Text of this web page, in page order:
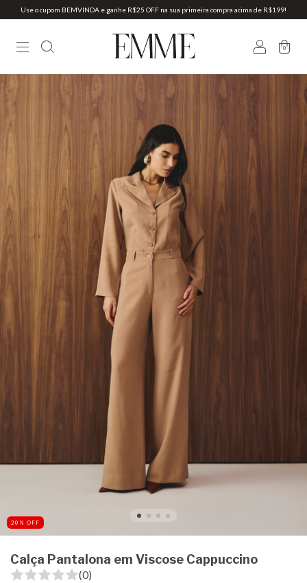
Use o cupom BEMVINDA e ganhe R$25 OFF na sua primeira compra acima de R$199!
0
20 % OFF
Calça Pantalona em Viscose Cappuccino
(0)